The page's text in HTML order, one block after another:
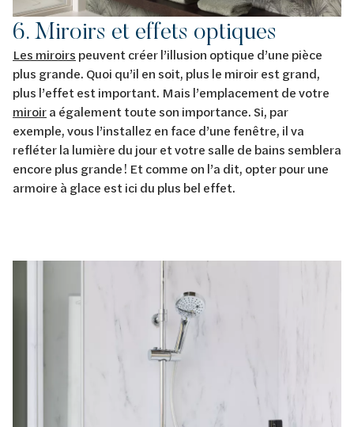
6. Miroirs et effets optiques
Les miroirs peuvent créer l’illusion optique d’une pièce
plus grande. Quoi qu’il en soit, plus le miroir est grand,
plus l’effet est important. Mais l’emplacement de votre
miroira également toute son importance. Si, par
exemple, vous l’installez en face d’une fenêtre, il va
refléter la lumière du jour et votre salle de bains semblera
encore plus grande ! Et comme on l’a dit, opter pour une
armoire à glace est ici du plus bel effet.